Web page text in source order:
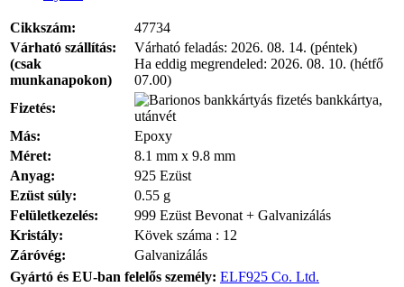
Cikkszám:
47734
Várható szállítás:
(csak
munkanapokon)
Várható feladás: 2026. 08. 14. (péntek)
Ha eddig megrendeled: 2026. 08. 10. (hétfő
07.00)
Fizetés:
bankkártya,
utánvét
Más:
Epoxy
Méret:
8.1 mm x 9.8 mm
Anyag:
925 Ezüst
Ezüst súly:
0.55 g
Felületkezelés:
999 Ezüst Bevonat + Galvanizálás
Kristály:
Kövek száma : 12
Záróvég:
Galvanizálás
Gyártó és EU-ban felelős személy: ELF925 Co. Ltd.